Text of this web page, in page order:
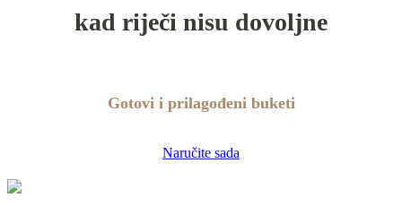
kad riječi nisu dovoljne
Gotovi i prilagođeni buketi
Naručite sada